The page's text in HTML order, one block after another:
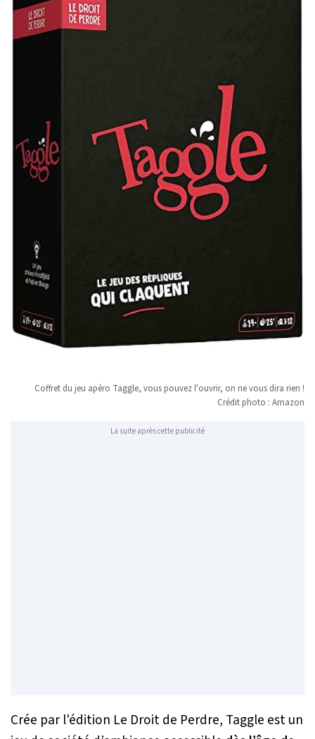
Coffret du jeu apéro Taggle, vous pouvez l'ouvrir, on ne vous dira rien !
Crédit photo : Amazon
La suite après cette publicité
Crée par l'édition Le Droit de Perdre, Taggle est un